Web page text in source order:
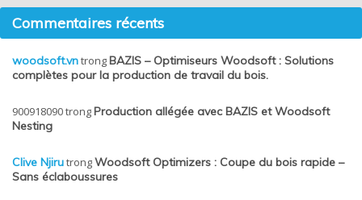
Commentaires récents
woodsoft.vntrongBAZIS – Optimiseurs Woodsoft : Solutions
complètes pour la production de travail du bois.
900918090trongProduction allégée avec BAZIS et Woodsoft
Nesting
Clive NjirutrongWoodsoft Optimizers : Coupe du bois rapide –
Sans éclaboussures